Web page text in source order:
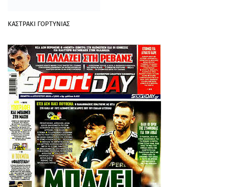
ΚΑΣΤΡΑΚΙ ΓΟΡΤΥΝΙΑΣ